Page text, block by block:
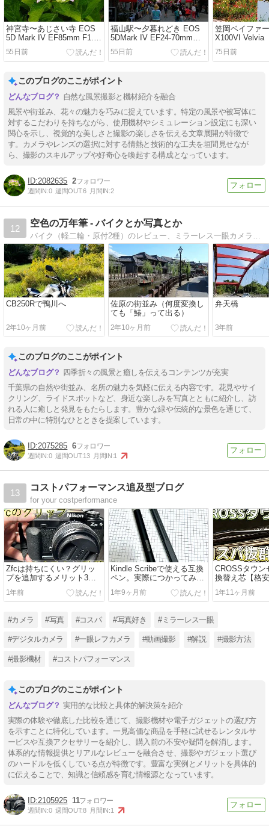
神宮寺〜あじさい寺 EOS
5D Mark IV EF85mm F1.2
L USM
55日前
福山駅〜夕暮れどき EOS
5DMark IV EF24-70mm
F2.8L USM
55日前
笠岡ベイファ
X100VI Velvia
75日前
このブログのここがポイント
自然な風景撮影と機材紹介を融合
風景や街並み、花々の魅力を巧みに捉えています。特定の風景や被写体に
対するこだわりを持ちながら、使用機材やシミュレーション設定にも深い
関心を示し、視覚的な美しさと撮影の楽しさを伝える文章展開が特徴で
す。カメラやレンズの選択に対する情熱と技術的な工夫を垣間見せなが
ら、撮影のスキルアップや好奇心を喚起する構成となっています。
2082635 2
週間IN:0 週間OUT:6 月間IN:2
12
空色の万年筆 - バイクとか写真とか
CB250Rで鴨川へ
2年10ヶ月前
佐原の街並み（何度変換し
ても「鰆」って出る）
2年10ヶ月前
弁天橋
3年前
このブログのここがポイント
四季折々の風景と癒しを伝えるコンテンツが充実
千葉県の自然や街並み、名所の魅力を気軽に伝える内容です。花見やサイ
クリング、ライドスポットなど、身近な楽しみを写真とともに紹介し、訪
れる人に癒しと発見をもたらします。豊かな緑や伝統的な景色を通じて、
日常の中に特別なひとときを提案しています。
2075285 6
週間IN:0 週間OUT:13 月間IN:1
13
コストパフォーマンス追及型ブログ
for your costperformance
Zfcは持ちにくい？グリッ
プを追加するメリット3つ
解説。
1年前
Kindle Scribeで使える互換
ペン。実際につかってみた
感想【wacom one】
1年9ヶ月前
CROSSタウン
換替え芯【格
群】
1年11ヶ月前
#カメラ #写真 #コスパ #写真好き #ミラーレス一眼
#デジタルカメラ #一眼レフカメラ #動画撮影 #解説 #撮影方法
#撮影機材 #コストパフォーマンス
このブログのここがポイント
実用的な比較と具体的解決策を紹介
実際の体験や徹底した比較を通じて、撮影機材や電子ガジェットの選び方
を示すことに特化しています。一見高価な商品を手軽に試せるレンタルサ
ービスや互換アクセサリーを紹介し、購入前の不安や疑問を解消します。
体系的な情報提供とリアルなレビューを融合させ、撮影やガジェット選び
のハードルを低くしている点が特徴です。豊富な実例とメリットを具体的
に伝えることで、知識と信頼感を育む情報源となっています。
2105925 11
週間IN:0 週間OUT:8 月間IN:1